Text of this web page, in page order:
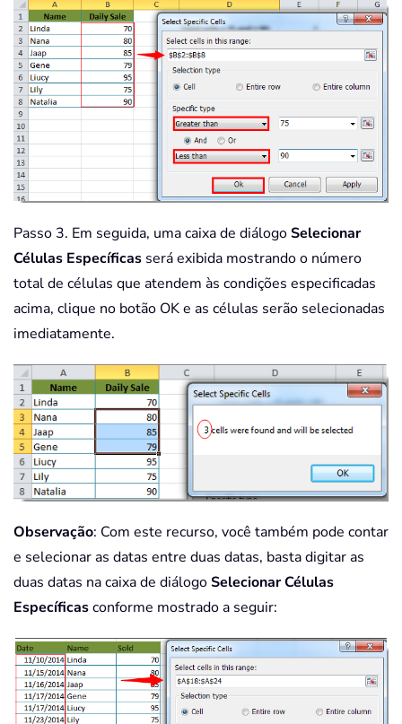
Passo 3. Em seguida, uma caixa de diálogoSelecionar
Células Específicas será exibida mostrando o número
total de células que atendem às condições especificadas
acima, clique no botão OK e as células serão selecionadas
imediatamente.
Observação: Com este recurso, você também pode contar
e selecionar as datas entre duas datas, basta digitar as
duas datas na caixa de diálogoSelecionar Células
Específicasconforme mostrado a seguir: